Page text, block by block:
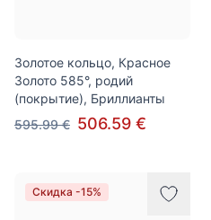
Золотое кольцо, Красное
Золото 585°, родий
(покрытие), Бриллианты
595.99 € 506.59 €
Скидка -15%